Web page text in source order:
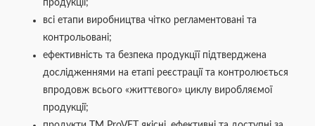
продукції;
всі етапи виробництва чітко регламентовані та
контрольовані;
ефективність та безпека продукцїї підтверджена
дослідженнями на етапі реєстрації та контролюється
впродовж всього «життєвого» циклу виробляємої
продукції;